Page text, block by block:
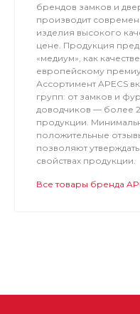
брендов замков и
производит
изделия высокого
цене. Продукция
«медиум», как
европейскому
Ассортимент APECS
групп: от замков и
доводчиков — более
продукции.
положительные
позволяют
свойствах продукции.
Все товары бренда